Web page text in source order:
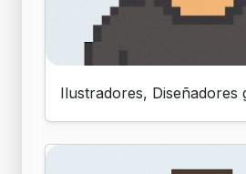
Ilustradores, Diseñadores